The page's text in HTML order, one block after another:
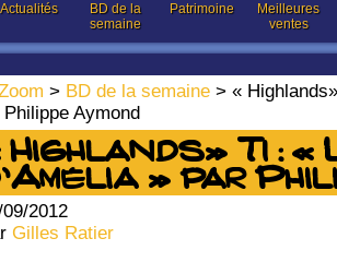
Actualités
BD de la
semaine
Patrimoine
Meilleures
ventes
> BD de la semaine > «
Philippe Aymond
Highlands» T1 :
» par
2012
Gilles Ratier